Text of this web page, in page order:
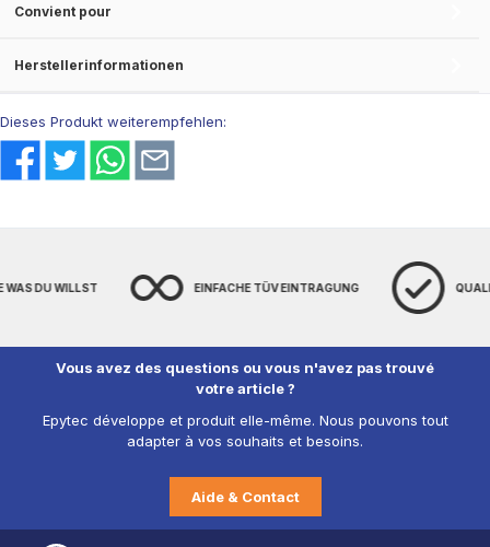
Convient pour
Herstellerinformationen
Dieses Produkt weiterempfehlen:
DU WILLST EINFACHE TÜV EINTRAGUNG QUALITÄT
Vous avez des questions ou vous n'avez pas trouvé
votre article ?
Epytec développe et produit elle-même. Nous pouvons tout
adapter à vos souhaits et besoins.
Aide & Contact